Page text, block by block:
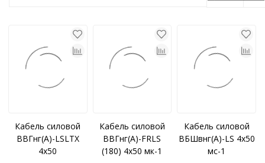
Кабель силовой
ВВГнг(A)-LSLTX
4x50
Кабель силовой
ВВГнг(A)-FRLS
(180) 4x50 мк-1
Кабель силовой
ВБШвнг(A)-LS 4x50
мс-1